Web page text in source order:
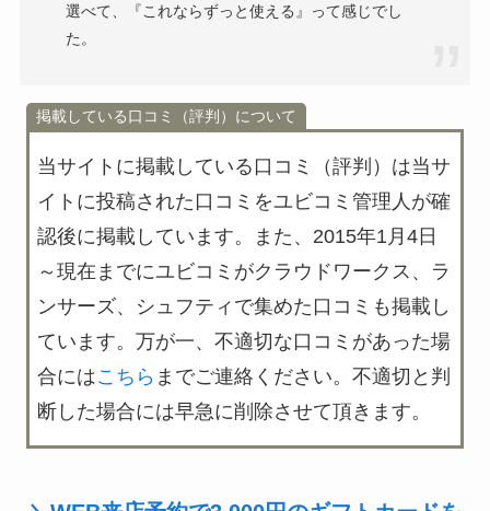
選べて、『これならずっと使える』って感じでし
た。
掲載している口コミ（評判）について
当サイトに掲載している口コミ（評判）は当サ
イトに投稿された口コミをユビコミ管理人が確
認後に掲載 しています。また、2015年1月4日
～現在までにユビコミがクラウドワークス、ラ
ンサーズ、シュフティで集めた口コミも掲載し
ています。万が一、不適切な口コミがあった場
合にはこちら までご連絡ください。不適切と判
断した場合には早急に削除させて頂きます。